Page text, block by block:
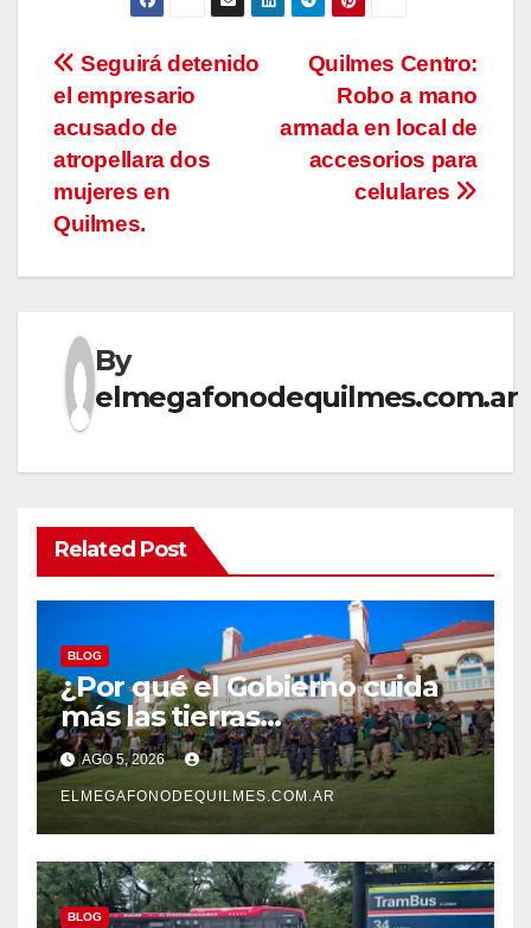
Navegación
de
entradas
Quilmes Centro:
Robo a mano
armada en local de
accesorios para
celulares
Seguirá detenido
el empresario
acusado de
atropellara dos
mujeres en
Quilmes.
By
elmegafonodequilmes.com.ar
Related Post
BLOG
¿Por qué el Gobierno cuida
más las tierras
extranjerizadas que el
patrimonio de todos los
argentinos?
AGO 5, 2026
ELMEGAFONODEQUILMES.COM.AR
BLOG